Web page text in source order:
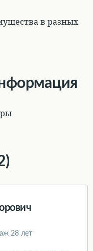
в разных
28 лет